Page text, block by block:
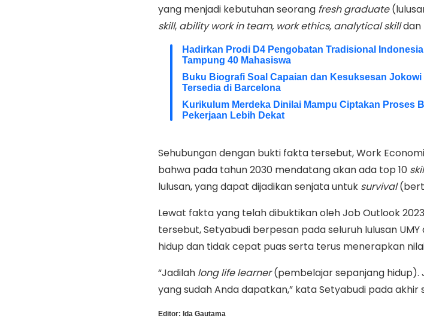
yang menjadi kebutuhan seorang fresh graduate
skill, ability work in team, work ethics, analytical skilldan
Hadirkan Prodi D4 Pengobatan Tradisional
Tampung 40 Mahasiswa
Buku Biografi Soal Capaian dan Kesuksesan
Tersedia di Barcelona
Kurikulum Merdeka Dinilai Mampu Ciptakan Proses
Pekerjaan Lebih Dekat
Sehubungan dengan bukti fakta tersebut, Work
bahwa pada tahun 2030 mendatang akan ada top 10
lulusan, yang dapat dijadikan senjata untuk survival
Lewat fakta yang telah dibuktikan oleh Job Outlook
tersebut, Setyabudi berpesan pada seluruh lulusan
hidup dan tidak cepat puas serta terus menerapkan
“Jadilah long life learner(pembelajar sepanjang hidup).
yang sudah Anda dapatkan,” kata Setyabudi pada akhir
Editor: Ida Gautama